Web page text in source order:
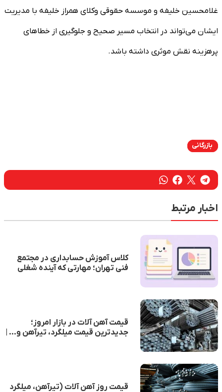
غلامحسین خلیفه و موسسه حقوقی وکلای همراز خلیفه با مدیریت
ایشان می‌تواند در انتخاب مسیر صحیح و جلوگیری از خطاهای
پرهزینه نقش موثری داشته باشد.
بازرگانی
اخبار مرتبط
کلاس آموزش حسابداری در مجتمع
فنی تهران؛ مهارتی که آینده شغلی
قیمت آهن آلات در بازار امروز؛
جدیدترین قیمت میلگرد، تیرآهن و... |
قیمت روز آهن آلات (تیرآهن، میلگرد